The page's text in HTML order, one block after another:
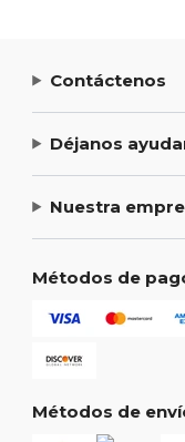
Contáctenos
Déjanos
Nuestra
Métodos de
Métodos de